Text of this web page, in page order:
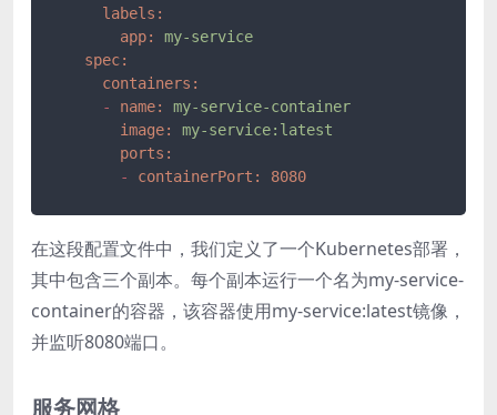
labels:
app:
my-service
spec:
containers:
-
name:
my-service-container
image:
my-service:latest
ports:
-
containerPort: 8080
在这段配置文件中，我们定义了一个Kubernetes部署，
其中包含三个副本。每个副本运行一个名为my-service-
container的容器，该容器使用my-service:latest镜像，
并监听8080端口。
服务网格